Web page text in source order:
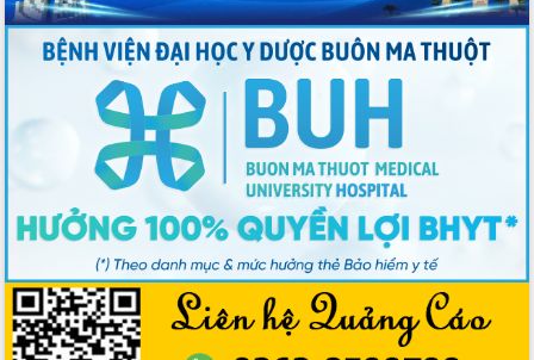
Xã Ea H'leo giữ vững và nâng cao chất
lượng các tiêu chí nông thôn mới
Công bố quyết định của Ban Thường
vụ Tỉnh ủy về công tác cán bộ
Nâng cao trách nhiệm người đứng
đầu, phát huy tinh thần chủ động,
sáng tạo để đảm bảo tiến độ giải ngân
vốn đầu tư công năm 2025
Sở Công Thương đột phá số hóa 100%
thủ tục trực tuyến lấy sự hài lòng của
doanh nghiệp làm thước đo phục vụ
Đảm bảo công tác bầu cử triển khai
đúng tiến độ, quy trình theo luật định
Ban Tuyên giáo và Dân vận Trung ương